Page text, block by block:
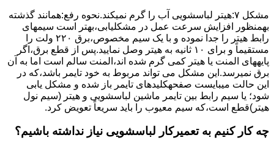
مشکل ۷:ﻫﯿﺘﺮ لباسشویی آب را ﮔﺮم نمیکند.نحوه رﻓﻊ:ﻫﻤﺎﻧﻨﺪ ﮔﺬﺷﺘﻪ
بهمنظور اﻓﺰاﯾﺶ ﺳﺮﻋﺖ ﻋﻤﻞ در مشکلیابی،بهتر است سیمهای
راﺑﻂ ﻫﯿﺘﺮ را ﺟﺪا ﻧﻤﻮده و ﺑﺎ ﯾﮏ ﺳﯿﻢ ﻣﺨﺼﻮص،برق ۲۲۰ ولت را
مستقیماً و برای ۱۰ ﺛﺎﻧﯿﻪ ﺑﻪ ﻫﯿﺘﺮ وصل نمایید.ﭘﺲ از ﻗﻄﻊ ﺑﺮق،اﮔﺮ
پایههای اﻟﻤﻨﺖ یا هیتر کمی ﮔﺮم ﺷﺪه اند،اﻟﻤﻨﺖ ﺳﺎﻟﻢ است اما ﺑﻪ آن
ﺑﺮق نمیرسد.اﯾﻦ ﻣﺸﮑﻞ می تواند مربوط به ﺧﻮد ﺗﺎﯾﻤﺮ باشد،ﮐﻪ در
این حالت میبایست صفحهکلیدهای ﺗﺎﯾﻤﺮ باز شده و مشکل یابی
شود؛ ﯾﺎ ﺳﯿﻢ راﺑﻂ ﺑﯿﻦ ﺗﺎﯾﻤﺮ ماشین لباسشویی و ﻫﯿﺘﺮ (سیم ﻧﻮل
ﻫﯿﺘﺮ)ﻗﻄﻊ اﺳﺖ،ﮐﻪ ﺳﯿﻢ ﻣﻌﯿﻮب را ﺑﺎﯾﺪ سریعاً ﺗﻌﻮﯾﺾ کرد.
چه کار کنیم به تعمیرکار لباسشویی نیاز نداشته باشیم؟